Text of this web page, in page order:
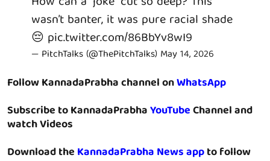
wasn’t banter, it was pure racial shade
😔 pic.twitter.com/86BbYv8wI9
— PitchTalks (@ThePitchTalks) May 14, 2026
Follow KannadaPrabha channel onWhatsApp
Subscribe to KannadaPrabhaYouTubeChannel and
watch Videos
Download theKannadaPrabha News appto follow